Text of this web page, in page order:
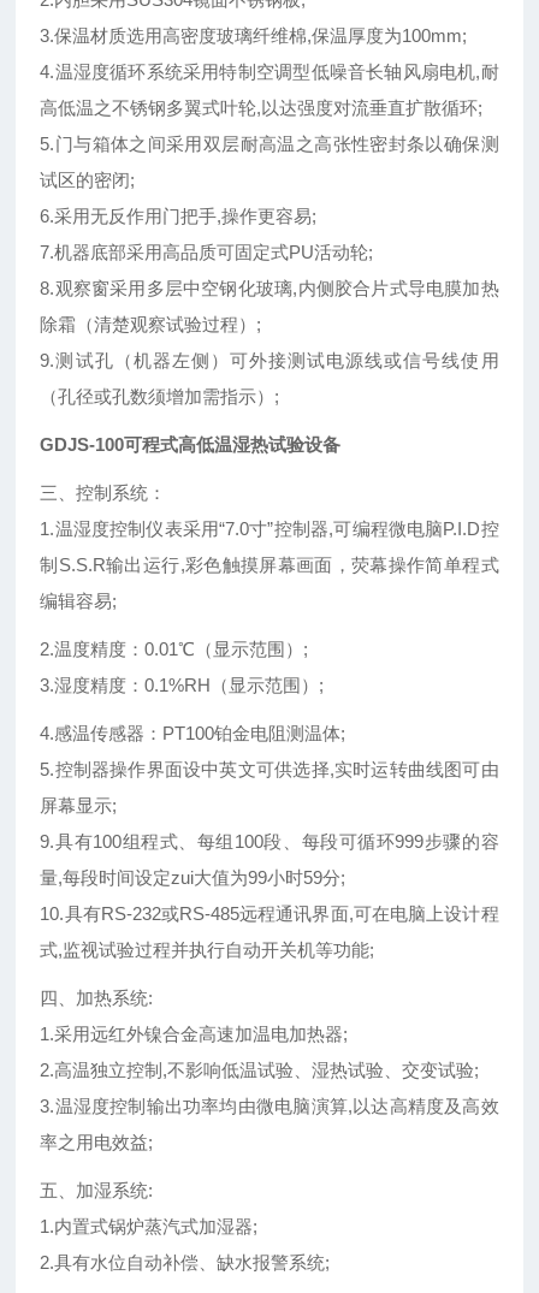
3.保温材质选用高密度玻璃纤维棉,保温厚度为100mm;
4.温湿度循环系统采用特制空调型低噪音长轴风扇电机,耐
高低温之不锈钢多翼式叶轮,以达强度对流垂直扩散循环;
5.门与箱体之间采用双层耐高温之高张性密封条以确保测
试区的密闭;
6.采用无反作用门把手,操作更容易;
7.机器底部采用高品质可固定式PU活动轮;
8.观察窗采用多层中空钢化玻璃,内侧胶合片式导电膜加热
除霜（清楚观察试验过程）;
9.测试孔（机器左侧）可外接测试电源线或信号线使用
（孔径或孔数须增加需指示）;
GDJS-100可程式高低温湿热试验设备
三、控制系统：
1.温湿度控制仪表采用“7.0寸”控制器,可编程微电脑P.I.D控
制S.S.R输出运行,彩色触摸屏幕画面，荧幕操作简单程式
编辑容易;
2.温度精度：0.01℃（显示范围）;
3.湿度精度 ：0.1%RH （显示范围） ;
4.感温传感器：PT100铂金电阻测温体;
5.控制器操作界面设中英文可供选择,实时运转曲线图可由
屏幕显示;
9.具有100组程式、每组100段、每段可循环999步骤的容
量,每段时间设定zui大值为99小时59分;
10.具有RS-232或RS-485远程通讯界面,可在电脑上设计程
式,监视试验过程并执行自动开关机等功能;
四、加热系统:
1.采用远红外镍合金高速加温电加热器;
2.高温独立控制,不影响低温试验、湿热试验、交变试验;
3.温湿度控制输出功率均由微电脑演算,以达高精度及高效
率之用电效益;
五、加湿系统:
1.内置式锅炉蒸汽式加湿器;
2.具有水位自动补偿、缺水报警系统;